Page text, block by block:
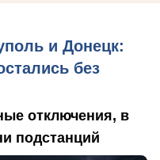
и Донецк:
без
отключения, в
подстанций